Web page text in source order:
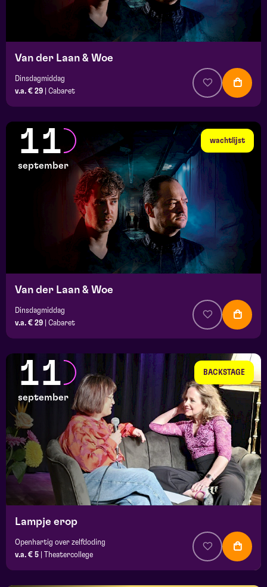
Van der Laan & Woe
Dinsdagmiddag
v.a. € 29
Cabaret
wachtlijst
11
september
Van der Laan & Woe
Dinsdagmiddag
v.a. € 29
Cabaret
BACKSTAGE
11
september
Lampje erop
Openhartig over zelfdoding
v.a. € 5
Theatercollege